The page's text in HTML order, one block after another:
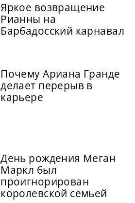
Яркое возвращение
Рианны на
Барбадосский карнавал
Почему Ариана Гранде
делает перерыв в
карьере
День рождения Меган
Маркл был
проигнорирован
королевской семьей